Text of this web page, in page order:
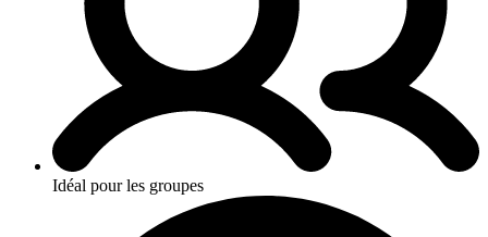
Idéal pour les groupes